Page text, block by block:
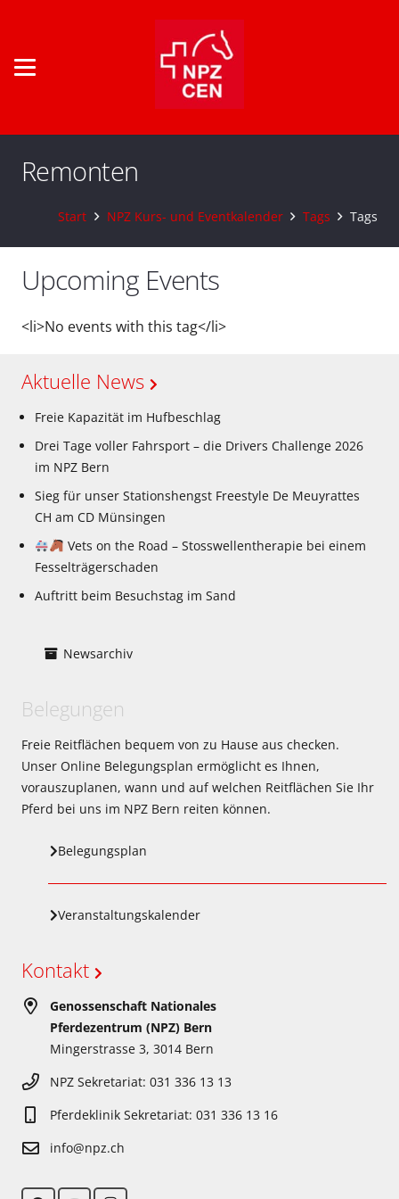
Remonten
Start NPZ Kurs- und Eventkalender Tags Tags
Upcoming Events
<li>No events with this tag</li>
Aktuelle News
Freie Kapazität im Hufbeschlag
Drei Tage voller Fahrsport – die Drivers Challenge 2026
im NPZ Bern
Sieg für unser Stationshengst Freestyle De Meuyrattes
CH am CD Münsingen
Vets on the Road – Stosswellentherapie bei einem
Fesselträgerschaden
Auftritt beim Besuchstag im Sand
Newsarchiv
Belegungen
Freie Reitflächen bequem von zu Hause aus checken.
Unser Online Belegungsplan ermöglicht es Ihnen,
vorauszuplanen, wann und auf welchen Reitflächen Sie Ihr
Pferd bei uns im NPZ Bern reiten können.
Belegungsplan
Veranstaltungskalender
Kontakt
Genossenschaft Nationales
Pferdezentrum (NPZ) Bern
Mingerstrasse 3, 3014 Bern
NPZ Sekretariat: 031 336 13 13
Pferdeklinik Sekretariat: 031 336 13 16
info@npz.ch